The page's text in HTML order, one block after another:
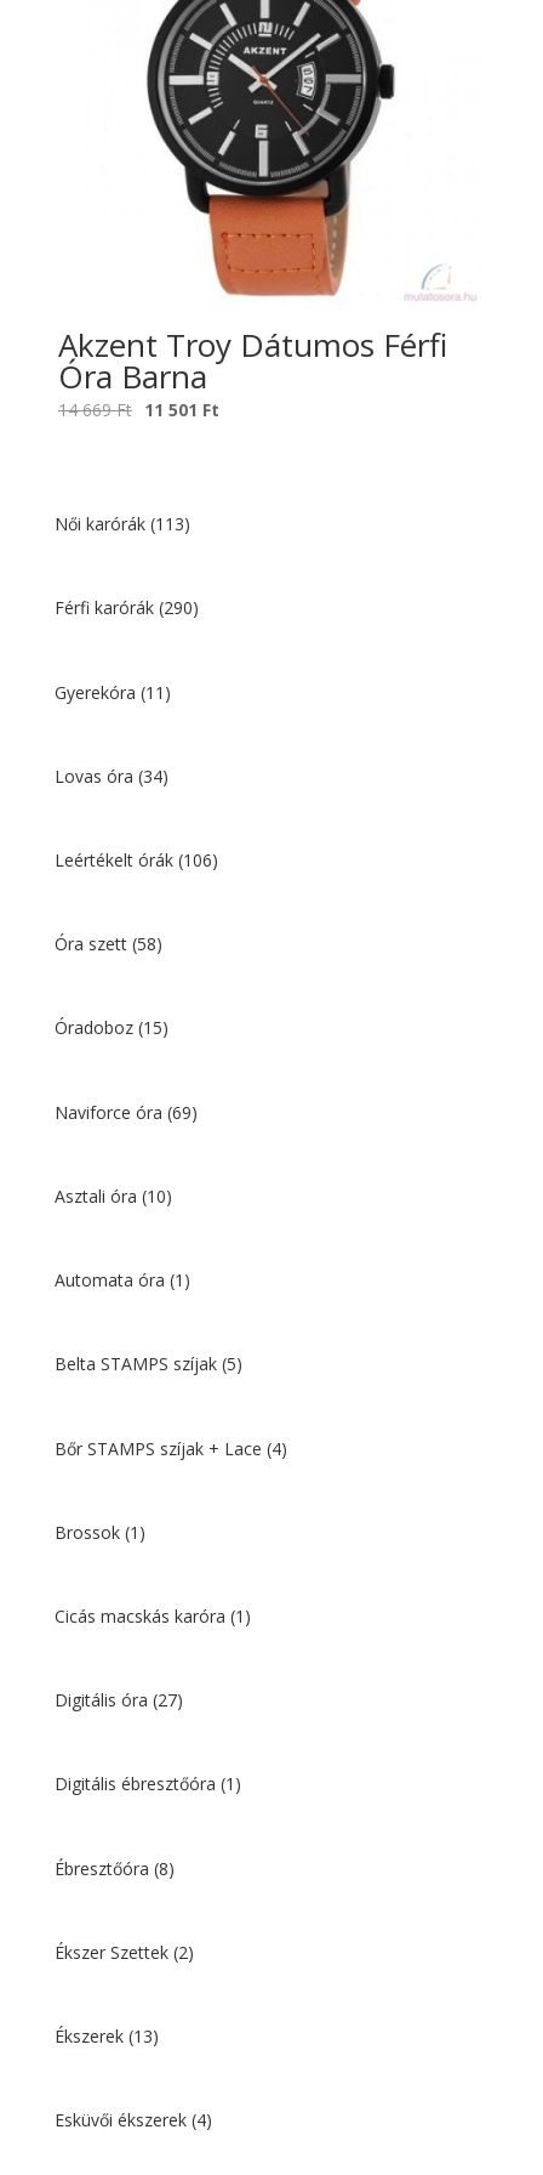
Akzent Troy Dátumos Férfi
Óra Barna
14 669Ft Original
669 Ft.
11 501 Ft
Női karórák (113)
Férfi karórák (290)
Gyerekóra (11)
Lovas óra (34)
Leértékelt órák (106)
Óra szett (58)
Óradoboz (15)
Naviforce óra (69)
Asztali óra (10)
Automata óra (1)
Belta STAMPS szíjak (5)
Bőr STAMPS szíjak + Lace (4)
Brossok (1)
Cicás macskás karóra (1)
Digitális óra (27)
Digitális ébresztőóra (1)
Ébresztőóra (8)
Ékszer Szettek (2)
Ékszerek (13)
Esküvői ékszerek (4)